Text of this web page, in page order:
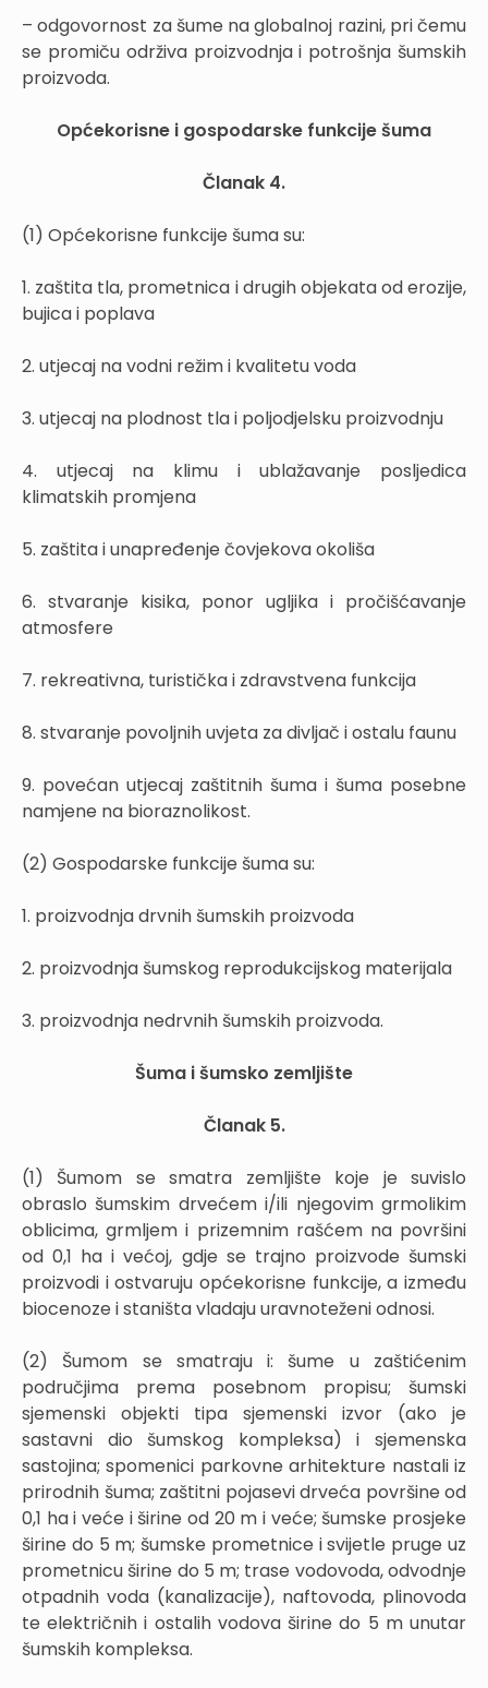
– odgovornost za šume na globalnoj razini, pri čemu
se promiču održiva proizvodnja i potrošnja šumskih
proizvoda.
Općekorisne i gospodarske funkcije šuma
Članak 4.
(1) Općekorisne funkcije šuma su:
1. zaštita tla, prometnica i drugih objekata od erozije,
bujica i poplava
2. utjecaj na vodni režim i kvalitetu voda
3. utjecaj na plodnost tla i poljodjelsku proizvodnju
4. utjecaj na klimu i ublažavanje posljedica
klimatskih promjena
5. zaštita i unapređenje čovjekova okoliša
6. stvaranje kisika, ponor ugljika i pročišćavanje
atmosfere
7. rekreativna, turistička i zdravstvena funkcija
8. stvaranje povoljnih uvjeta za divljač i ostalu faunu
9. povećan utjecaj zaštitnih šuma i šuma posebne
namjene na bioraznolikost.
(2) Gospodarske funkcije šuma su:
1. proizvodnja drvnih šumskih proizvoda
2. proizvodnja šumskog reprodukcijskog materijala
3. proizvodnja nedrvnih šumskih proizvoda.
Šuma i šumsko zemljište
Članak 5.
(1) Šumom se smatra zemljište koje je suvislo
obraslo šumskim drvećem i/ili njegovim grmolikim
oblicima, grmljem i prizemnim rašćem na površini
od 0,1 ha i većoj, gdje se trajno proizvode šumski
proizvodi i ostvaruju općekorisne funkcije, a između
biocenoze i staništa vladaju uravnoteženi odnosi.
(2) Šumom se smatraju i: šume u zaštićenim
područjima prema posebnom propisu; šumski
sjemenski objekti tipa sjemenski izvor (ako je
sastavni dio šumskog kompleksa) i sjemenska
sastojina; spomenici parkovne arhitekture nastali iz
prirodnih šuma; zaštitni pojasevi drveća površine od
0,1 ha i veće i širine od 20 m i veće; šumske prosjeke
širine do 5 m; šumske prometnice i svijetle pruge uz
prometnicu širine do 5 m; trase vodovoda, odvodnje
otpadnih voda (kanalizacije), naftovoda, plinovoda
te električnih i ostalih vodova širine do 5 m unutar
šumskih kompleksa.